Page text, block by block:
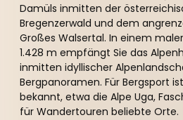
Damüls inmitten der
Bregenzerwald und dem
Großes Walsertal. In einem
1.428 m empfängt Sie das
inmitten idyllischer
Bergpanoramen. Für Bergsport
bekannt, etwa die Alpe Uga,
für Wandertouren beliebte Orte.